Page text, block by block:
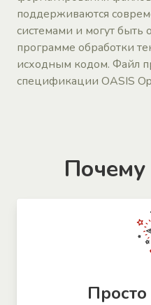
поддерживаются
системами и могут быть
программе обработки
исходным кодом. Файл
спецификации OASIS
Почему